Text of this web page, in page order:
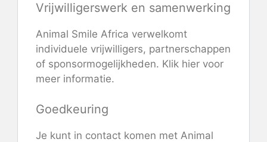
Vrijwilligerswerk en samenwerking
Animal Smile Africa verwelkomt
individuele vrijwilligers, partnerschappen
of sponsormogelijkheden. Klik hier voor
meer informatie.
Goedkeuring
Je kunt in contact komen met Animal